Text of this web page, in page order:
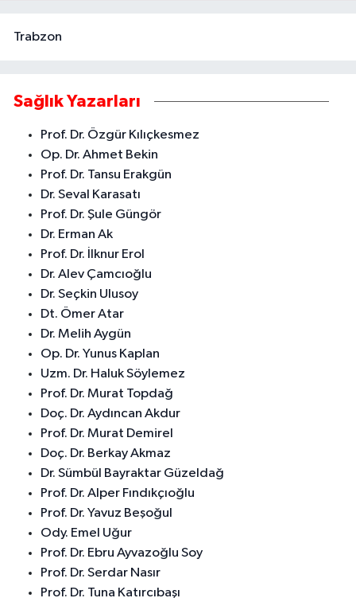
Trabzon
Sağlık Yazarları
Prof. Dr. Özgür Kılıçkesmez
Op. Dr. Ahmet Bekin
Prof. Dr. Tansu Erakgün
Dr. Seval Karasatı
Prof. Dr. Şule Güngör
Dr. Erman Ak
Prof. Dr. İlknur Erol
Dr. Alev Çamcıoğlu
Dr. Seçkin Ulusoy
Dt. Ömer Atar
Dr. Melih Aygün
Op. Dr. Yunus Kaplan
Uzm. Dr. Haluk Söylemez
Prof. Dr. Murat Topdağ
Doç. Dr. Aydıncan Akdur
Prof. Dr. Murat Demirel
Doç. Dr. Berkay Akmaz
Dr. Sümbül Bayraktar Güzeldağ
Prof. Dr. Alper Fındıkçıoğlu
Prof. Dr. Yavuz Beşoğul
Ody. Emel Uğur
Prof. Dr. Ebru Ayvazoğlu Soy
Prof. Dr. Serdar Nasır
Prof. Dr. Tuna Katırcıbaşı